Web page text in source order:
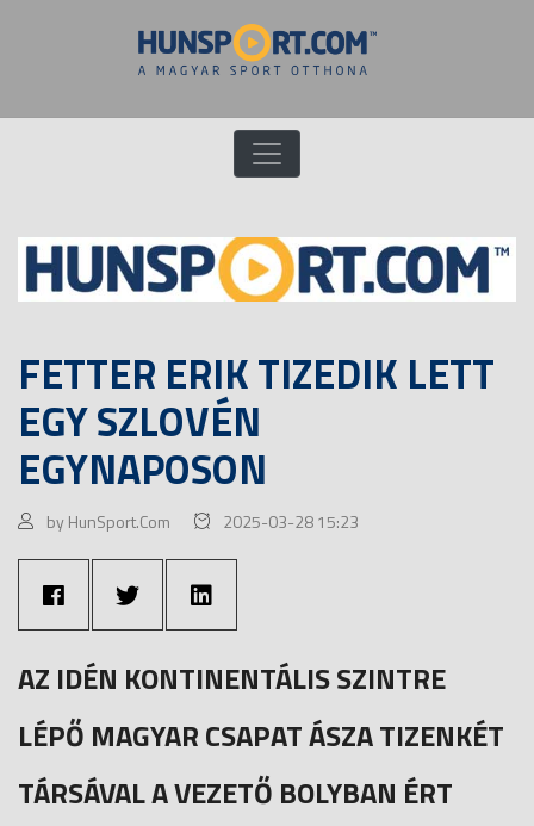
FETTER ERIK TIZEDIK LETT
EGY SZLOVÉN
EGYNAPOSON
by HunSport.Com 2025-03-28 15:23
AZ IDÉN KONTINENTÁLIS SZINTRE
LÉPŐ MAGYAR CSAPAT ÁSZA TIZENKÉT
TÁRSÁVAL A VEZETŐ BOLYBAN ÉRT